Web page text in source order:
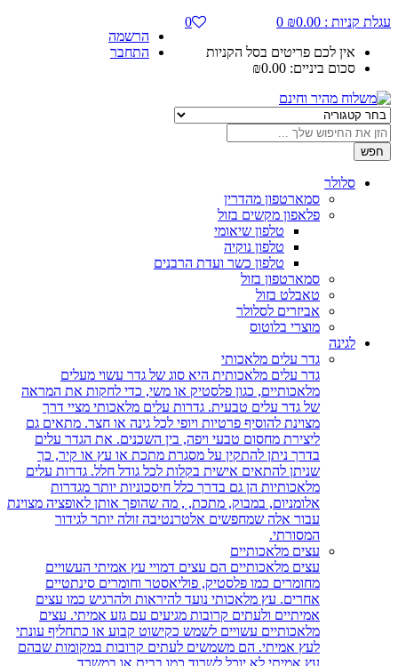
עגלת קניות :
₪0.00
0
אין לכם פריטים בסל הקניות
סכום ביניים:
₪0.00
0
הרשמה
התחבר
חפש
סלולר
סמארטפון מהדרין
פלאפון מקשים בזול
טלפון שיאומי
טלפון נוקיה
טלפון כשר ועדת הרבנים
סמארטפון בזול
טאבלט בזול
אביזרים לסלולר
מוצרי בלוטוס
לגינה
גדר עלים מלאכותי
גדר עלים מלאכותית היא סוג של גדר עשוי מעלים
מלאכותיים, כגון פלסטיק או משי, כדי לחקות את המראה
של גדר עלים טבעית. גדרות עלים מלאכותי מציי דרך
מצוינת להוסיף פרטיות ויופי לכל גינה או חצר. מתאים גם
ליצירת מחסום טבעי ויפה, בין השכנים. את הגדר עלים
בדרך ניתן להתקין על מסגרת מתכת או עץ או קיר, כך
שניתן להתאים אישית בקלות לכל גודל חלל. גדרות עלים
מלאכותיות הן גם בדרך כלל חיסכוניות יותר מגדרות
אלומניום, במבוק, מתכת, , מה שהופך אותן לאופציה מצוינת
עבור אלה שמחפשים אלטרנטיבה זולה יותר לגידור
המסורתי.
עצים מלאכותיים
עצים מלאכותיים הם עצים דמויי עץ אמיתי העשויים
מחומרים כמו פלסטיק, פוליאסטר וחומרים סינתטיים
אחרים. עץ מלאכותי נועד להיראות ולהרגיש כמו עצים
אמיתיים ולעתים קרובות מגיעים עם גזע אמיתי. עצים
מלאכותיים עשויים לשמש כקישוט קבוע או כתחליף עונתי
לעץ אמיתי. הם משמשים לעתים קרובות במקומות שבהם
עץ אמיתי לא יוכל לשרוד כמו בבית או במשרד.